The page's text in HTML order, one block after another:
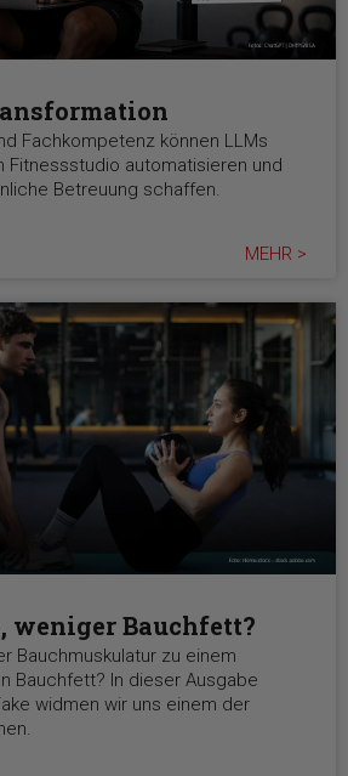
Fachkompetenz können LLMs
Fitnessstudio automatisieren und
Betreuung schaffen.
MEHR >
weniger Bauchfett?
Bauchmuskulatur zu einem
Bauchfett? In dieser Ausgabe
widmen wir uns einem der